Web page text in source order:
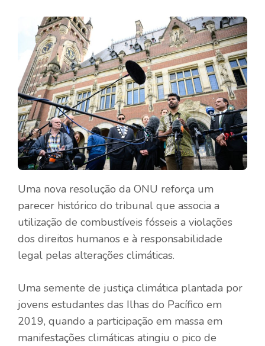
Uma nova resolução da ONU reforça um
parecer histórico do tribunal que associa a
utilização de combustíveis fósseis a violações
dos direitos humanos e à responsabilidade
legal pelas alterações climáticas.
Uma semente de justiça climática plantada por
jovens estudantes das Ilhas do Pacífico em
2019, quando a participação em massa em
manifestações climáticas atingiu o pico de